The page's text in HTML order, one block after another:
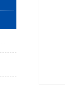
适用于各种恶劣环境和气候条件